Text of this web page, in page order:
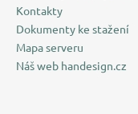
Kontakty
Dokumenty ke stažení
Mapa serveru
Náš web handesign.cz